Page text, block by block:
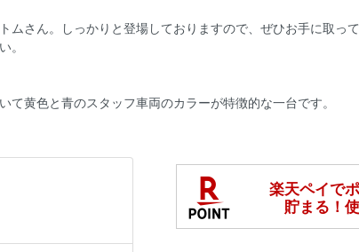
ムさん。しっかりと登場しておりますので、ぜひお手に取って
。
て黄色と青のスタッフ車両のカラーが特徴的な一台です。